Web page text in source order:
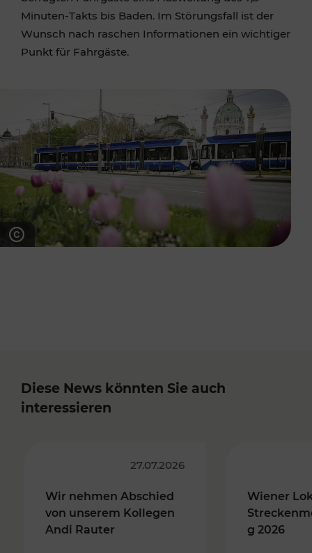
Minuten-Takts bis Baden. Im Störungsfall ist der
Wunsch nach raschen Informationen ein wichtiger
Punkt für Fahrgäste.
Diese News könnten Sie auch
interessieren
27.07.2026
Wir nehmen Abschied
von unserem Kollegen
Andi Rauter
Wiener
g 2026